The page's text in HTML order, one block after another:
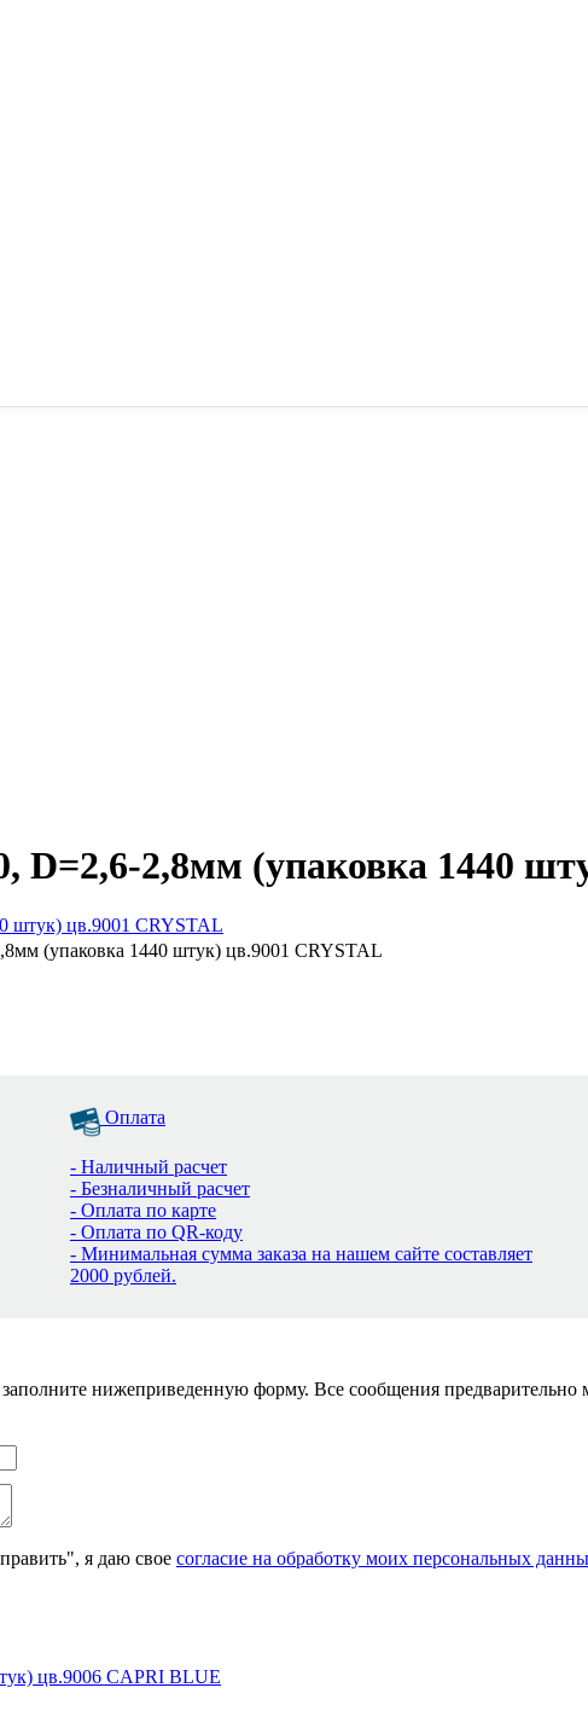
D=2,6-2,8мм (упаковка 1440
(упаковка 1440 штук) цв.9001 CRYSTAL
Оплата
- Наличный расчет
- Безналичный расчет
- Оплата по карте
- Оплата по QR-коду
- Минимальная сумма заказа на нашем сайте составляет
2000 рублей.
нижеприведенную форму. Все сообщения
я даю свое согласие на обработку моих персональных
цв.9006 CAPRI BLUE